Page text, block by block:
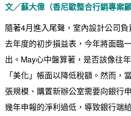
文／蘇大偉（香尼歐整合行銷專案顧
隨著4月進入尾聲，室內設計公司
去年度的初步損益表，今年將面臨
出。May心中盤算著，是否該像往
「美化」帳面以降低稅額。然而，
張規模、購置新辦公室需要向銀行
幾年申報的淨利過低，導致銀行端
找設計師
如何使用點一點
我要裝潢
裝潢計算機
案例分享
類型
居家
面積
人氣推薦
設計好手
設計專欄